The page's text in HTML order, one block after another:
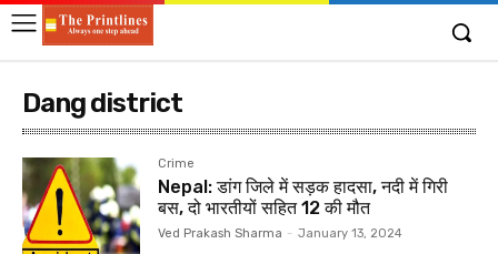
Dang district
Crime
Nepal: डांग जिले में सड़क हादसा, नदी में गिरी
बस, दो भारतीयों सहित 12 की मौत
Ved Prakash Sharma - January 13, 2024